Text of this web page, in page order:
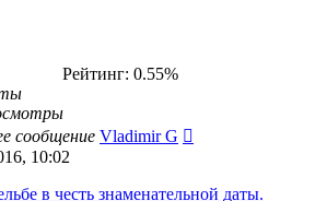
Рейтинг: 0.55%
сообщение Vladimir G
10:02
в честь знаменательной даты.